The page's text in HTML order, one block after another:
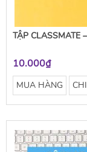
TẬP CLASSMATE
10.000₫
MUA HÀNG